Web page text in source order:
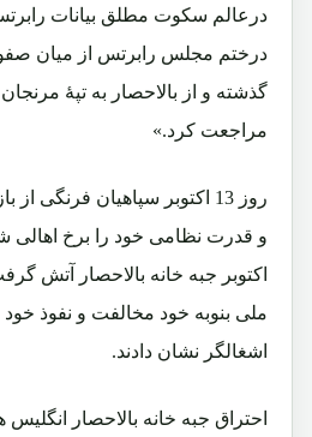
درعالم سکوت مطلق بیانات
درختم مجلس رابرتس از میان
گذشته و از بالاحصار به تپۀ
مراجعت کرد.»
روز 13 اکتوبر سپاهیان فرنگی
اکتوبر جبه خانه بالاحصار آتش
ملی بنوبه خود مخالفت و نفوذ خود
اشغالگر نشان دادند.
احتراق جبه خانه بالاحصار